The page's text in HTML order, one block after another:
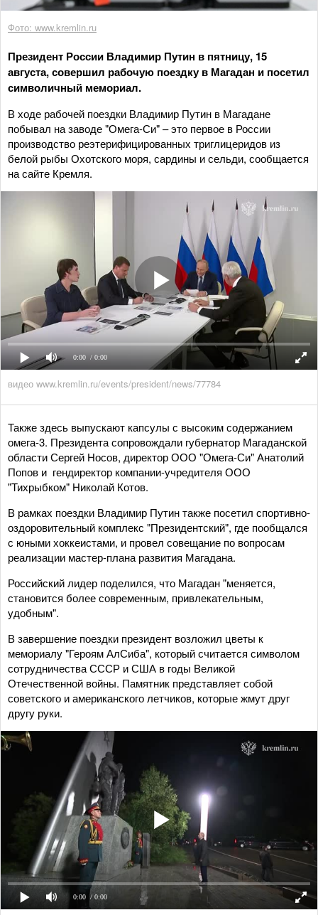
Фото: www.kremlin.ru
Президент России Владимир Путин в пятницу, 15
августа, совершил рабочую поездку в Магадан и посетил
символичный мемориал.
В ходе рабочей поездки Владимир Путин в Магадане
побывал на заводе "Омега-Си" – это первое в России
производство реэтерифицированных триглицеридов из
белой рыбы Охотского моря, сардины и сельди, сообщается
на сайте Кремля.
0:00 / 0:00
видео www.kremlin.ru/events/president/news/77784
Также здесь выпускают капсулы с высоким содержанием
омега-3. Президента сопровождали губернатор Магаданской
области Сергей Носов, директор ООО "Омега-Си" Анатолий
Попов и гендиректор компании-учредителя ООО
"Тихрыбком" Николай Котов.
В рамках поездки Владимир Путин также посетил спортивно-
оздоровительный комплекс "Президентский", где пообщался
с юными хоккеистами, и провел совещание по вопросам
реализации мастер-плана развития Магадана.
Российский лидер поделился, что Магадан "меняется,
становится более современным, привлекательным,
удобным".
В завершение поездки президент возложил цветы к
мемориалу "Героям АлСиба", который считается символом
сотрудничества СССР и США в годы Великой
Отечественной войны. Памятник представляет собой
советского и американского летчиков, которые жмут друг
другу руки.
0:00 / 0:00